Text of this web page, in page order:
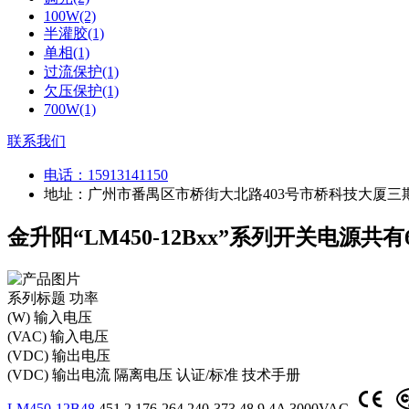
100W(2)
半灌胶(1)
单相(1)
过流保护(1)
欠压保护(1)
700W(1)
联系我们
电话： 15913141150
地址：广州市番禺区市桥街大北路403号市桥科技大厦三
金升阳“LM450-12Bxx”系列开关电源共
系列标题 功率
(W) 输入电压
(VAC) 输入电压
(VDC) 输出电压
(VDC) 输出电流 隔离电压 认证/标准 技术手册